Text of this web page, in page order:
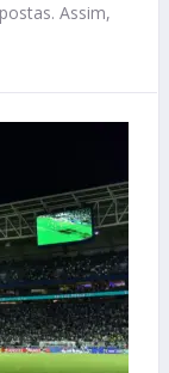
Assim,